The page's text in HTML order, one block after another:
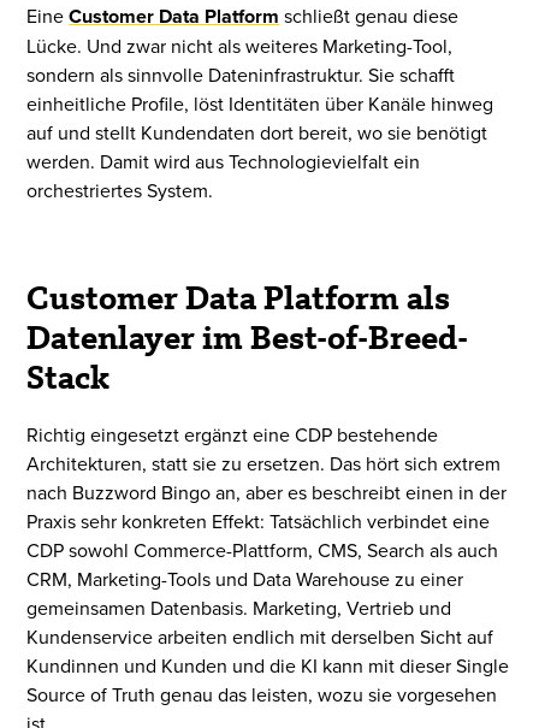
EineCustomer Data Platform schließt genau diese
Lücke. Und zwar nicht als weiteres Marketing-Tool,
sondern als sinnvolle Dateninfrastruktur. Sie schafft
einheitliche Profile, löst Identitäten über Kanäle hinweg
auf und stellt Kundendaten dort bereit, wo sie benötigt
werden. Damit wird aus Technologievielfalt ein
orchestriertes System.
Customer Data Platform als
Datenlayer im Best-of-Breed-
Stack
Richtig eingesetzt ergänzt eine CDP bestehende
Architekturen, statt sie zu ersetzen. Das hört sich extrem
nach Buzzword Bingo an, aber es beschreibt einen in der
Praxis sehr konkreten Effekt: Tatsächlich verbindet eine
CDP sowohl Commerce-Plattform, CMS, Search als auch
CRM, Marketing-Tools und Data Warehouse zu einer
gemeinsamen Datenbasis. Marketing, Vertrieb und
Kundenservice arbeiten endlich mit derselben Sicht auf
Kundinnen und Kunden und die KI kann mit dieser Single
Source of Truth genau das leisten, wozu sie vorgesehen